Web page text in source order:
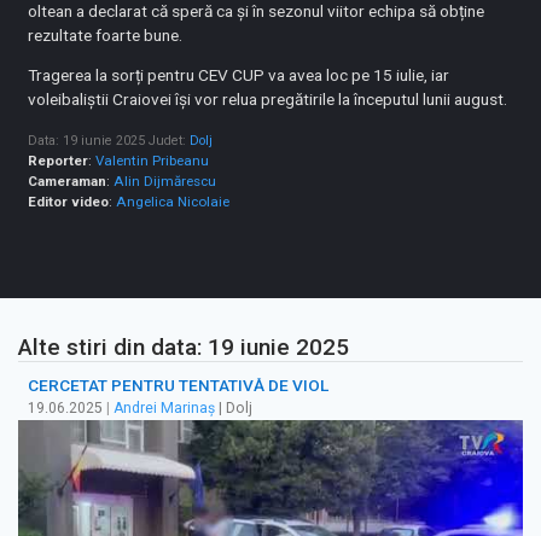
oltean a declarat că speră ca și în sezonul viitor echipa să obține
rezultate foarte bune.
Tragerea la sorți pentru CEV CUP va avea loc pe 15 iulie, iar
voleibaliștii Craiovei își vor relua pregătirile la începutul lunii august.
Data: 19 iunie 2025 Judet: Dolj
Reporter:Valentin Pribeanu
Cameraman:Alin Dijmărescu
Editor video:Angelica Nicolaie
Alte stiri din data: 19 iunie 2025
CERCETAT PENTRU TENTATIVĂ DE VIOL
19.06.2025 Andrei Marinaș | Dolj